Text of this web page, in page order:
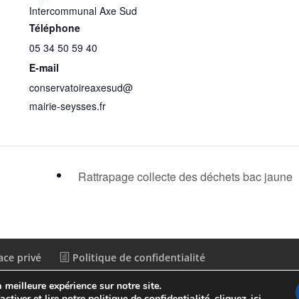
Intercommunal Axe Sud
Téléphone
05 34 50 59 40
E-mail
conservatoireaxesud@
mairie-seysses.fr
Rattrapage collecte des déchets bac jaune
privé Politique de confidentialité
expérience sur notre site.